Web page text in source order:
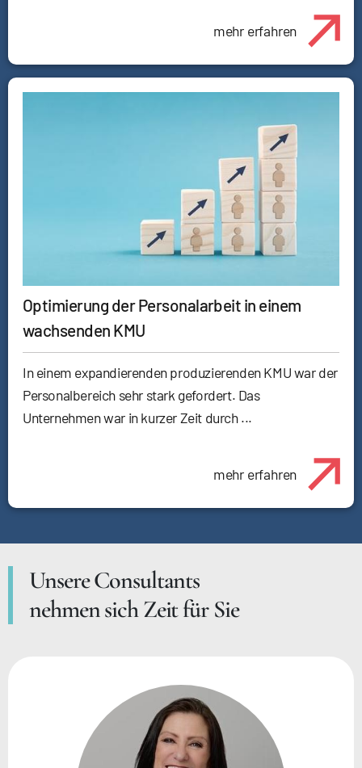
mehr erfahren
Optimierung der Personalarbeit in einem
wachsenden KMU
In einem expandierenden produzierenden KMU war der
Personalbereich sehr stark gefordert. Das
Unternehmen war in kurzer Zeit durch ...
mehr erfahren
Unsere Consultants
nehmen sich Zeit für Sie